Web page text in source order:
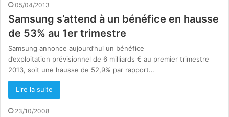
05/04/2013
Samsung s’attend à un bénéfice en hausse
de 53% au 1er trimestre
Samsung annonce aujourd’hui un bénéfice
d’exploitation prévisionnel de 6 milliards € au premier trimestre
2013, soit une hausse de 52,9% par rapport…
Lire la suite
23/10/2008